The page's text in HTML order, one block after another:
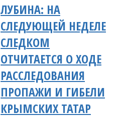
ЛУБИНА: НА
СЛЕДУЮЩЕЙ НЕДЕЛЕ
СЛЕДКОМ
ОТЧИТАЕТСЯ О ХОДЕ
РАССЛЕДОВАНИЯ
ПРОПАЖИ И ГИБЕЛИ
КРЫМСКИХ ТАТАР